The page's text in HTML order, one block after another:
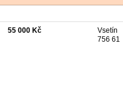
55 000 Kč
Vsetín
756 61